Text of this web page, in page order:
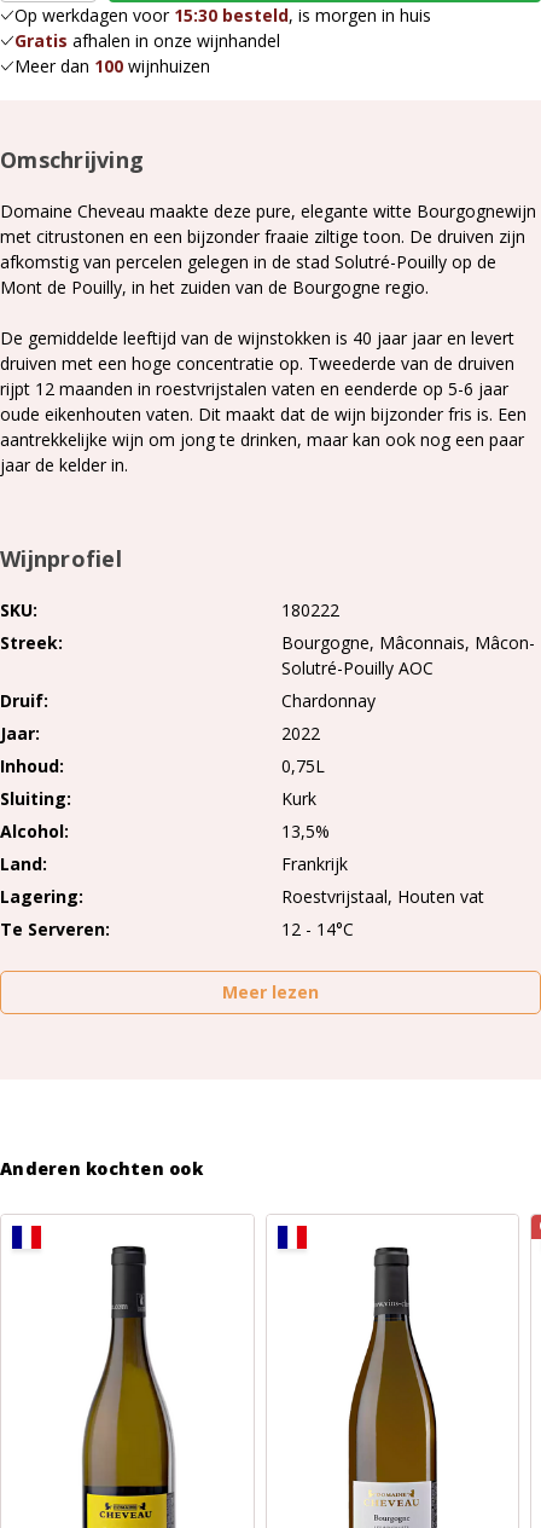
Op werkdagen voor 15:30 besteld, is morgen in huis
Gratis afhalen in onze wijnhandel
Meer dan 100 wijnhuizen
Omschrijving
Domaine Cheveau maakte deze pure, elegante witte Bourgognewijn
met citrustonen en een bijzonder fraaie ziltige toon. De druiven zijn
afkomstig van percelen gelegen in de stad Solutré-Pouilly op de
Mont de Pouilly, in het zuiden van de Bourgogne regio.
De gemiddelde leeftijd van de wijnstokken is 40 jaar jaar en levert
druiven met een hoge concentratie op. Tweederde van de druiven
rijpt 12 maanden in roestvrijstalen vaten en eenderde op 5-6 jaar
oude eikenhouten vaten. Dit maakt dat de wijn bijzonder fris is. Een
aantrekkelijke wijn om jong te drinken, maar kan ook nog een paar
jaar de kelder in.
Wijnprofiel
SKU
180222
Streek
Bourgogne Mâconnais Mâcon-
Solutré-Pouilly AOC
Druif
Chardonnay
Jaar
2022
Inhoud
0,75L
Sluiting
Kurk
Alcohol
13,5%
Land
Frankrijk
Lagering
Roestvrijstaal, Houten vat
Te Serveren
12 - 14°C
Meer lezen
Anderen kochten ook